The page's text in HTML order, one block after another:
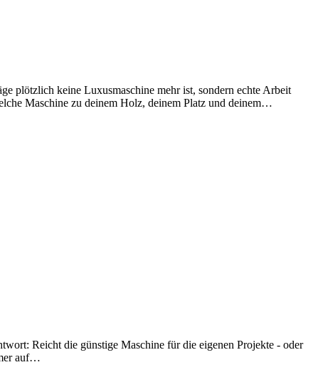
plötzlich keine Luxusmaschine mehr ist, sondern echte Arbeit
Maschine zu deinem Holz, deinem Platz und deinem…
Reicht die günstige Maschine für die eigenen Projekte - oder
auf…